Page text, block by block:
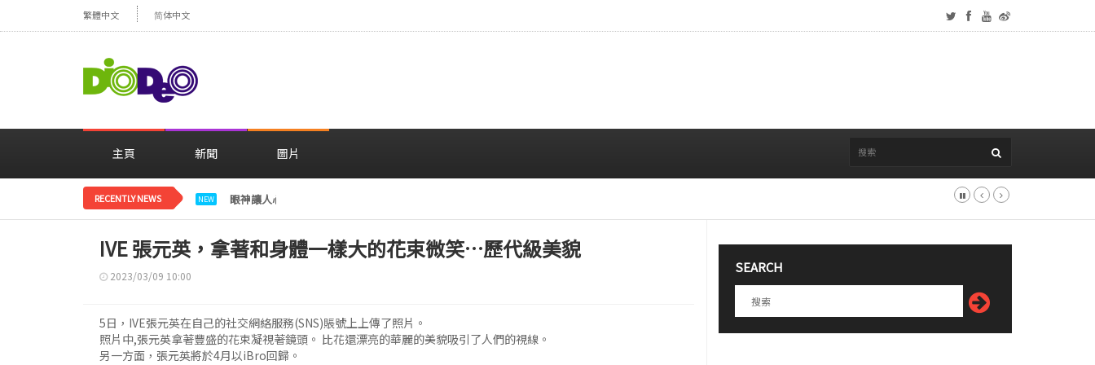
繁體中文 简体中文
主頁 新聞 圖片
RECENTLY NEWS NEW 眼神讓人心動，美貌閃耀……安宥真，就算瞪着看也很漂亮呢
IVE 張元英，拿著和身體一樣大的花束微笑…歷代級美貌
2023/03/09 10:00
5日，IVE張元英在自己的社交網絡服務(SNS)賬號上上傳了照片。
照片中,張元英拿著豐盛的花束凝視著鏡頭。 比花還漂亮的華麗的美貌吸引了人們的視線。
另一方面，張元英將於4月以iBro回歸。
SEARCH